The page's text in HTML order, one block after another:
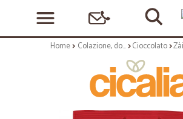
Home Colazione, dolciumi e snack Cioccolato